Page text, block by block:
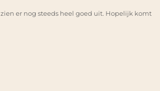
er nog steeds heel goed uit. Hopelijk komt